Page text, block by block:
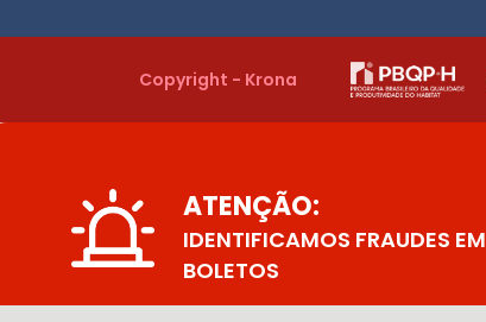
Copyright - Krona
ATENÇÃO:
IDENTIFICAMOS FRAUDES EM
BOLETOS